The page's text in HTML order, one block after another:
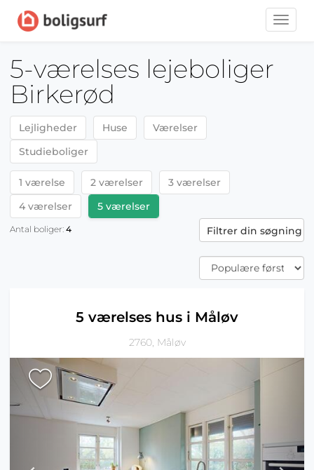
Toggle
5-værelses lejeboliger
Birkerød
Lejligheder Huse
Værelser
Studieboliger
1 værelse 2 værelser
3 værelser
4 værelser
5 værelser
Antal boliger: 4 Filtrer din søgning
5 værelses hus i Måløv
2760, Måløv